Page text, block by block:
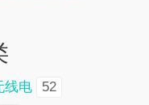
线电
52